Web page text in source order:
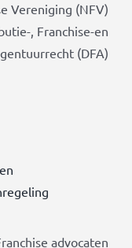
Vereniging (NFV)
, Franchise-en
(DFA)
advocaten